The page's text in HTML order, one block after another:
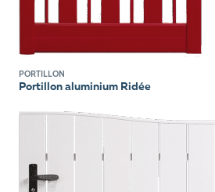
PORTILLON
Portillon aluminium Ridée